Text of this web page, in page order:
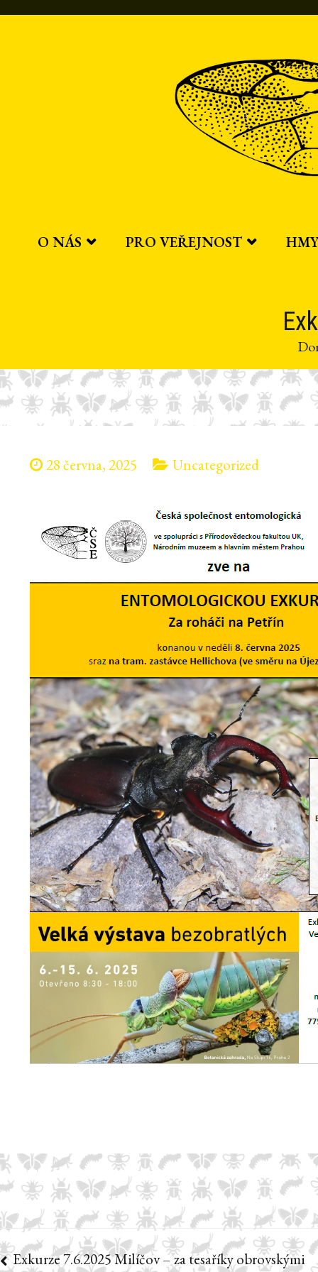
O NÁS PRO VEŘEJNOST
28 června, 2025 Uncategorized
Navigace
Exkurze 7.6.2025 Milíčov – za tesaříky obrovskými